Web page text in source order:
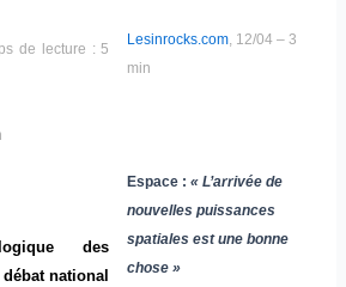
Lesinrocks.com, 12/04 – 3
min
Espace : « L’arrivée de
nouvelles puissances
spatiales est une bonne
chose »
de lecture : 5
des
national